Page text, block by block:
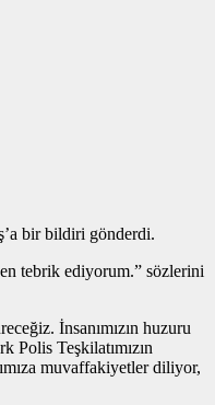
bir bildiri gönderdi.
tebrik ediyorum.” sözlerini
İnsanımızın huzuru
Polis Teşkilatımızın
muvaffakiyetler diliyor,